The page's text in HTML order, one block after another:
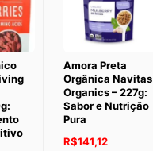
Amora Preta
Orgânica Navitas
Organics – 227g:
Sabor e Nutrição
Pura
O
R$141,12O